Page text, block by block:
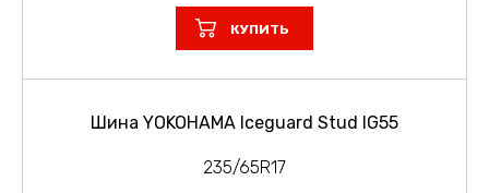
КУПИТЬ
Шина YOKOHAMA Iceguard Stud IG55
235/65R17